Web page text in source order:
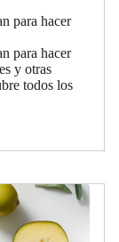
para hacer
para hacer
y otras
todos los